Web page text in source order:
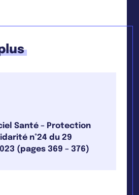
Santé – Protection
n°24 du 29
(pages 369 – 376)